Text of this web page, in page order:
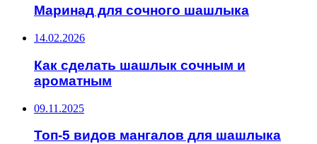
Маринад для сочного шашлыка
14.02.2026
Как сделать шашлык сочным и
ароматным
09.11.2025
Топ-5 видов мангалов для шашлыка